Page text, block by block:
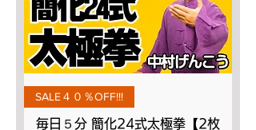
SALE４０％OFF!!!
毎日５分 簡化24式太極拳【2枚